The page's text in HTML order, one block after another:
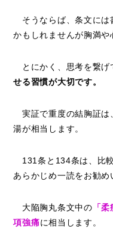
そうならば、条文には
かもしれませんが胸満や
とにかく、思考を繋げ
せる習慣が大切です。
実証で重度の結胸証は
湯が相当します。
131条と134条は、比
あらかじめ一読をお勧め
大陥胸丸条文中の 「
項強痛に相当します。